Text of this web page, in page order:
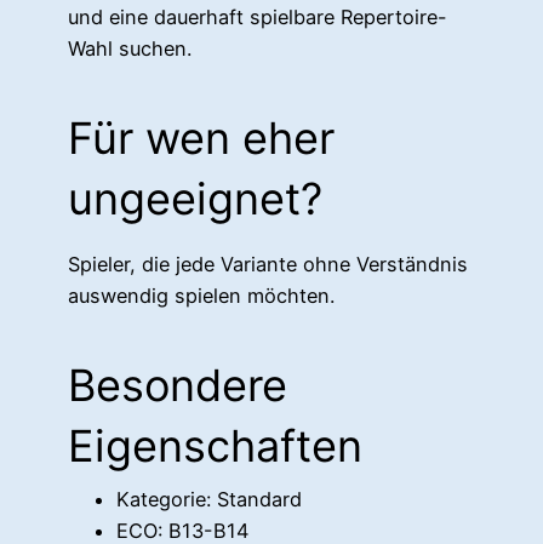
und eine dauerhaft spielbare Repertoire-
Wahl suchen.
Für wen eher
ungeeignet?
Spieler, die jede Variante ohne Verständnis
auswendig spielen möchten.
Besondere
Eigenschaften
Kategorie: Standard
ECO: B13-B14